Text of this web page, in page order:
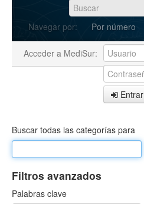
Navegar por: Por número
Acceder a MediSur:
Entrar
Buscar todas las categorías para
Filtros avanzados
Palabras clave